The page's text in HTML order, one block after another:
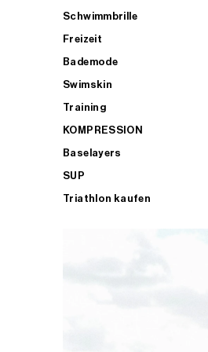
Schwimmbrille
Freizeit
Bademode
Swimskin
Training
KOMPRESSION
Baselayers
SUP
Triathlon kaufen